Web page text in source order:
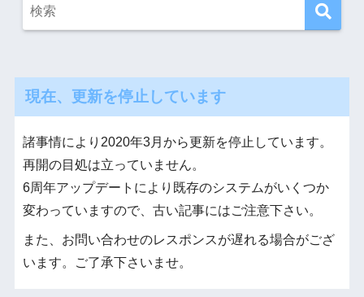
現在、更新を停止しています
諸事情により2020年3月から更新を停止しています。
再開の目処は立っていません。
6周年アップデートにより既存のシステムがいくつか
変わっていますので、古い記事にはご注意下さい。
また、お問い合わせのレスポンスが遅れる場合がござ
います。ご了承下さいませ。